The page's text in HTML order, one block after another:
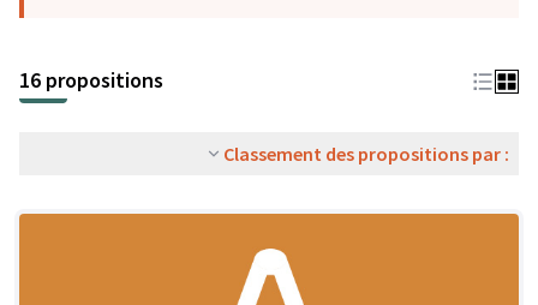
16 propositions
Classement des propositions par :